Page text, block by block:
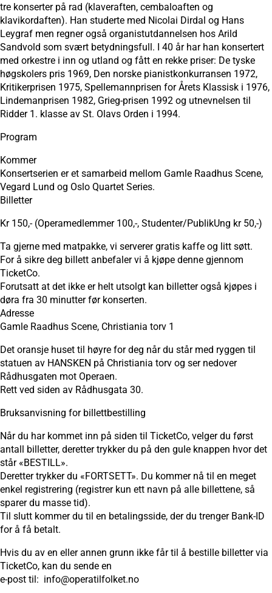
tre konserter på rad (klaveraften, cembaloaften og
klavikordaften). Han studerte med Nicolai Dirdal og Hans
Leygraf men regner også organistutdannelsen hos Arild
Sandvold som svært betydningsfull. I 40 år har han konsertert
med orkestre i inn og utland og fått en rekke priser: De tyske
høgskolers pris 1969, Den norske pianistkonkurransen 1972,
Kritikerprisen 1975, Spellemannprisen for Årets Klassisk i 1976,
Lindemanprisen 1982, Grieg-prisen 1992 og utnevnelsen til
Ridder 1. klasse av St. Olavs Orden i 1994.
Program
Kommer
Konsertserien er et samarbeid mellom Gamle Raadhus Scene,
Vegard Lund og Oslo Quartet Series.
Billetter
Kr 150,- (Operamedlemmer 100,-, Studenter/PublikUng kr 50,-)
Ta gjerne med matpakke, vi serverer gratis kaffe og litt søtt.
For å sikre deg billett anbefaler vi å kjøpe denne gjennom
TicketCo.
Forutsatt at det ikke er helt utsolgt kan billetter også kjøpes i
døra fra 30 minutter før konserten.
Adresse
Gamle Raadhus Scene, Christiania torv 1
Det oransje huset til høyre for deg når du står med ryggen til
statuen av HANSKEN på Christiania torv og ser nedover
Rådhusgaten mot Operaen.
Rett ved siden av Rådhusgata 30.
Bruksanvisning for billettbestilling
Når du har kommet inn på siden til TicketCo, velger du først
antall billetter, deretter trykker du på den gule knappen hvor det
står «BESTILL».
Deretter trykker du «FORTSETT». Du kommer nå til en meget
enkel registrering (registrer kun ett navn på alle billettene, så
sparer du masse tid).
Til slutt kommer du til en betalingsside, der du trenger Bank-ID
for å få betalt.
Hvis du av en eller annen grunn ikke får til å bestille billetter via
TicketCo, kan du sende en
e-post til: info@operatilfolket.no